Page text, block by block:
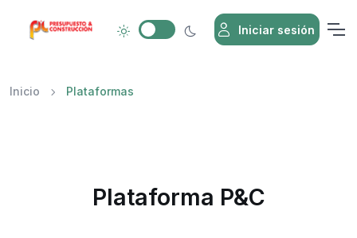
Iniciar sesión
Inicio Plataformas
Plataforma P&C